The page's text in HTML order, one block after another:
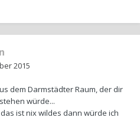
2015
dem Darmstädter Raum, der dir
würde...
ist nix wildes dann würde ich